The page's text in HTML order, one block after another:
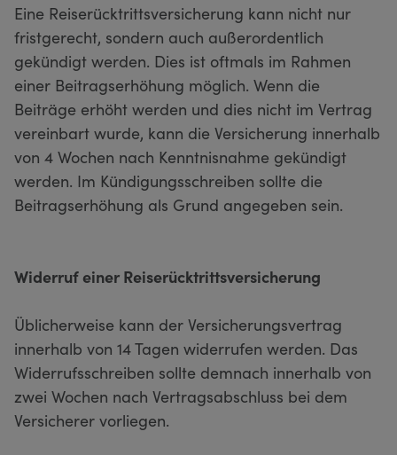
Eine Reiserücktrittsversicherung kann nicht nur
fristgerecht, sondern auch außerordentlich
gekündigt werden. Dies ist oftmals im Rahmen
einer Beitragserhöhung möglich. Wenn die
Beiträge erhöht werden und dies nicht im Vertrag
vereinbart wurde, kann die Versicherung innerhalb
von 4 Wochen nach Kenntnisnahme gekündigt
werden. Im Kündigungsschreiben sollte die
Beitragserhöhung als Grund angegeben sein.
Widerruf einer Reiserücktrittsversicherung
Üblicherweise kann der Versicherungsvertrag
innerhalb von 14 Tagen widerrufen werden. Das
Widerrufsschreiben sollte demnach innerhalb von
zwei Wochen nach Vertragsabschluss bei dem
Versicherer vorliegen.